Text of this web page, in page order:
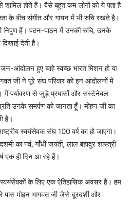
शामिल होते हैं। वैसे बहुत कम लोगों को ये पता है
के बीच संगीत और गायन में भी रुचि रखते है।
भी निपुण हैं। पठन-पाठन में उनकी रुचि, उनके
देती है।
आंदोलन हुए चाहे स्वच्छ भारत मिशन हो या
जी ने पूरे संघ परिवार को इन आंदोलनों में
मैं पर्यावरण से जुड़े प्रयासों और सस्टेनेबल
उनके समर्पण को जानता हूँ। मोहन जी का
है।
स्वयंसेवक संघ 100 वर्ष का हो जाएगा।
का पर्व, गाँधी जयंती, लाल बहादुर शास्त्री
एक ही दिन आ रहे हैं।
के लिए एक ऐतिहासिक अवसर है। हम
पास मोहन भागवत जी जैसे दूरदर्शी और